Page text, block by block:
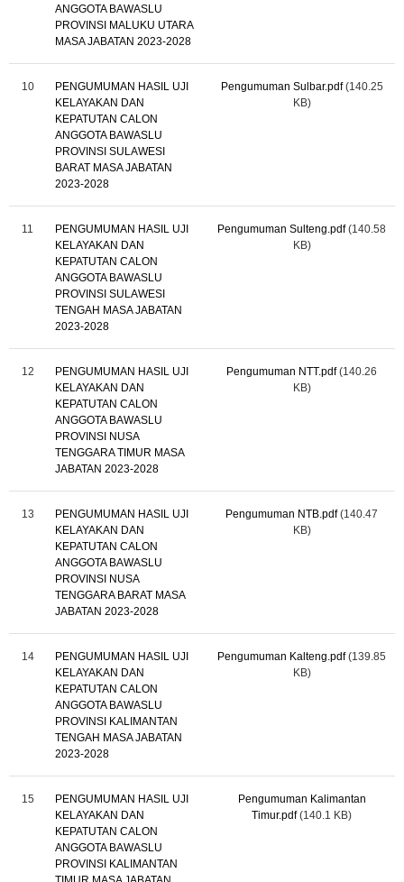
ANGGOTA BAWASLU
PROVINSI MALUKU UTARA
MASA JABATAN 2023-2028
10
PENGUMUMAN HASIL UJI
KELAYAKAN DAN
KEPATUTAN CALON
ANGGOTA BAWASLU
PROVINSI SULAWESI
BARAT MASA JABATAN
2023-2028
Pengumuman Sulbar.pdf (140.25
KB)
11
PENGUMUMAN HASIL UJI
KELAYAKAN DAN
KEPATUTAN CALON
ANGGOTA BAWASLU
PROVINSI SULAWESI
TENGAH MASA JABATAN
2023-2028
Pengumuman Sulteng.pdf (140.58
KB)
12
PENGUMUMAN HASIL UJI
KELAYAKAN DAN
KEPATUTAN CALON
ANGGOTA BAWASLU
PROVINSI NUSA
TENGGARA TIMUR MASA
JABATAN 2023-2028
Pengumuman NTT.pdf (140.26
KB)
13
PENGUMUMAN HASIL UJI
KELAYAKAN DAN
KEPATUTAN CALON
ANGGOTA BAWASLU
PROVINSI NUSA
TENGGARA BARAT MASA
JABATAN 2023-2028
Pengumuman NTB.pdf (140.47
KB)
14
PENGUMUMAN HASIL UJI
KELAYAKAN DAN
KEPATUTAN CALON
ANGGOTA BAWASLU
PROVINSI KALIMANTAN
TENGAH MASA JABATAN
2023-2028
Pengumuman Kalteng.pdf (139.85
KB)
15
PENGUMUMAN HASIL UJI
KELAYAKAN DAN
KEPATUTAN CALON
ANGGOTA BAWASLU
PROVINSI KALIMANTAN
Pengumuman Kalimantan
Timur.pdf (140.1 KB)